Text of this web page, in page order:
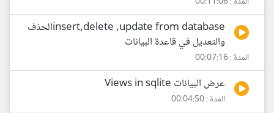
insert,delete ,update from databaseالحذف
والتعديل في قاعدة البيانات
المدة : 00:07:16
عرض البيانات Views in sqlite
المدة : 00:04:50